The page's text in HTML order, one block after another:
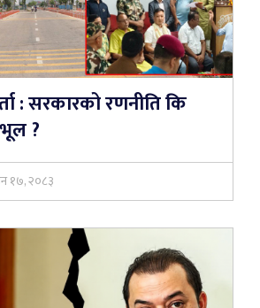
: सरकारको रणनीति कि
?
१७, २०८३